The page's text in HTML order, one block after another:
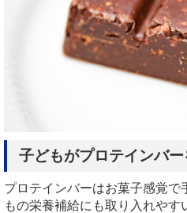
子どもがプロテインバ
プロテインバーはお菓子感覚
もの栄養補給にも取り入れやす